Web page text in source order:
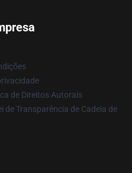
de Direitos Autorais
de Transparência de Cadeia de